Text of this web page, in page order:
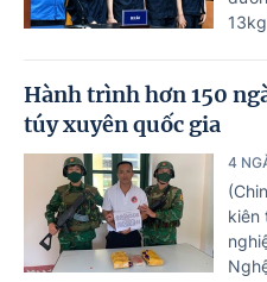
Hành trình hơn 150
túy xuyên quốc gia
4
kiên